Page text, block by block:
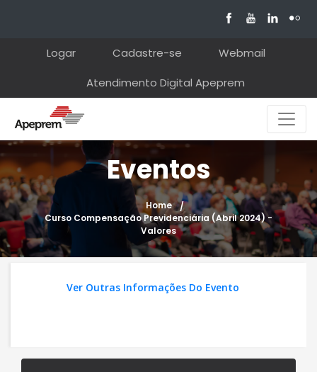
Logar Cadastre-se
Webmail
Atendimento Digital Apeprem
Eventos
Home
Curso Compensação Previdenciária (Abril 2024) -
Valores
Ver Outras Informações Do Evento